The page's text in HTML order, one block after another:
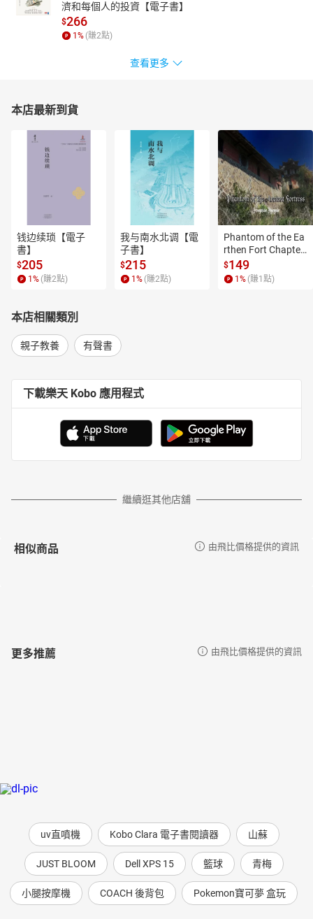
濟和每個人的投資【電子書】
$266
1 % (賺2點)
查看更多
本店最新到貨
钱边续琐【電子
書】
$205
1 % (賺2點)
我与南水北调【電
子書】
$215
1 % (賺2點)
Phantom of the Ea
rthen Fort Chapter
4【有聲書】
$149
1 % (賺1 點)
本店相關類別
親子教養 有聲書
下載樂天 Kobo 應用程式
繼續逛其他店舖
相似商品 由飛比價格提供的資訊
更多推薦 由飛比價格提供的資訊
uv直噴機 Kobo Clara 電子書閱讀器 山蘇
JUST BLOOM Dell XPS 15 籃球 青梅
小腿按摩機 COACH 後背包 Pokemon寶可夢 盒玩